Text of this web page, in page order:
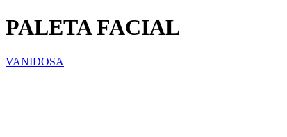
PALETA FACIAL
VANIDOSA